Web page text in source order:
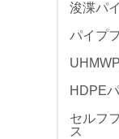
浚渫パ
パイプ
HDPE
セルフ
ス